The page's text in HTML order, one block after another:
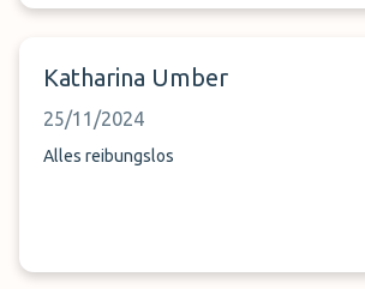
Katharina Umber
25/11/2024
Alles reibungslos